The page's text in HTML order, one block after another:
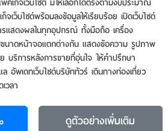
เว็บไซต์พร้อมลงข้อมูลให้เรียบร้อย เปิดเว็บไซต์
แสดงผลในทุกอุปกรณ์ ทั้งมือถือ เครื่อง
นาดหน้าจอแตกต่างกัน แสดงข้อความ รูปภาพ
บริการหลังการขายที่อุ่นใจ ให้คำปรึกษา
อัพเดทเว็บไซต์บริษัททัวร์ เดินทางท่องเที่ยว
วลา
ดูตัวอย่างเพิ่มเติม